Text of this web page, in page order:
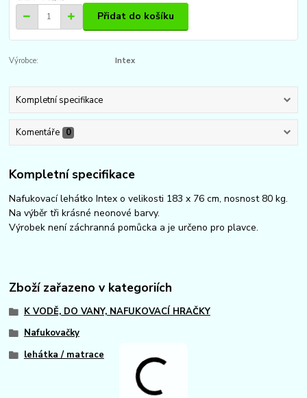
Přidat do košíku
Výrobce: Intex
Kompletní specifikace
Komentáře 0
Kompletní specifikace
Nafukovací lehátko Intex o velikosti 183 x 76 cm, nosnost 80 kg.
Na výběr tři krásné neonové barvy.
Výrobek není záchranná pomůcka a je určeno pro plavce.
Zboží zařazeno v kategoriích
K VODĚ, DO VANY, NAFUKOVACÍ HRAČKY
Nafukovačky
lehátka / matrace